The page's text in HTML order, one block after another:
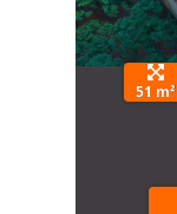
51 m²